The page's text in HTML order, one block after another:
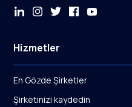
Hizmetler
En Gözde Şirketler
Şirketinizi kaydedin